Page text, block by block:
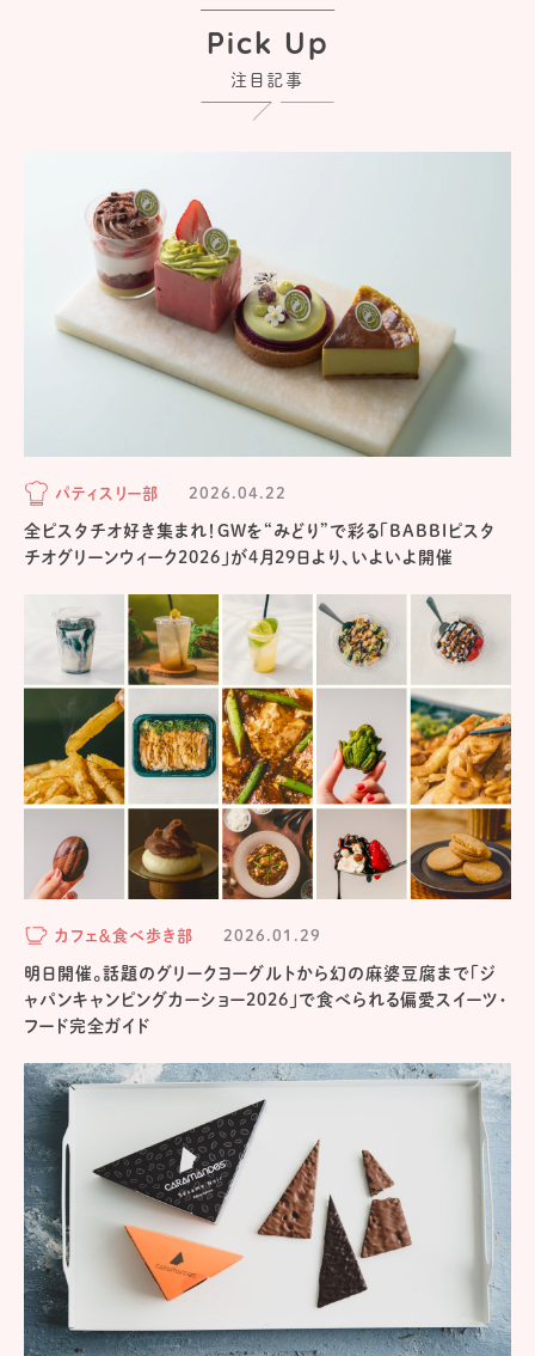
Pick Up
注目記事
パティスリー部 2026.04.22
全ピスタチオ好き集まれ！GWを“みどり”で彩る「BABBIピスタ
チオグリーンウィーク2026」が4月29日より、いよいよ開催
カフェ＆食べ歩き部 2026.01.29
明日開催。話題のグリークヨーグルトから幻の麻婆豆腐まで「ジ
ャパンキャンピングカーショー2026」で食べられる偏愛スイーツ・
フード完全ガイド